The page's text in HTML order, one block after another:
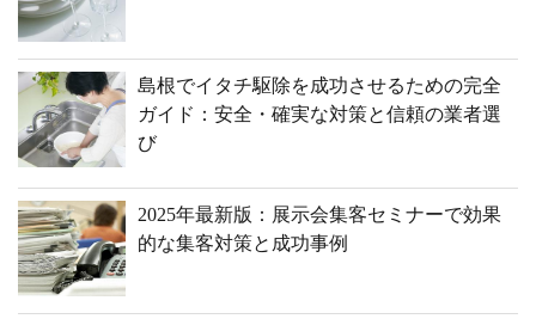
島根でイタチ駆除を成功させるための完全
ガイド：安全・確実な対策と信頼の業者選
び
2025年最新版：展示会集客セミナーで効果
的な集客対策と成功事例